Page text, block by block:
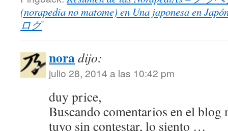
(norapedia no matome) en Una japonesa en
ログ
noradijo:
julio 28, 2014 a las 10:42 pm
duy price,
Buscando comentarios en el blog
tuyo sin contestar, lo siento …